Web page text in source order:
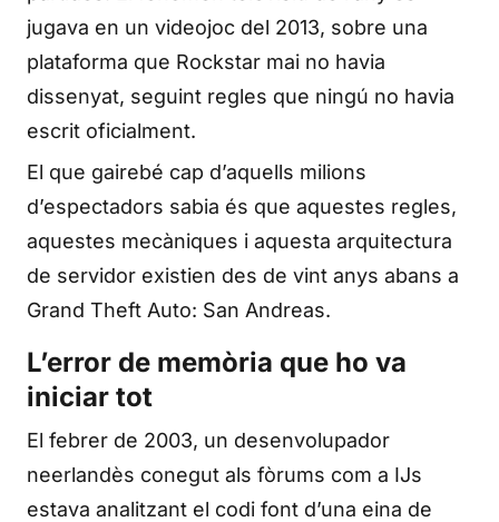
jugava en un videojoc del 2013, sobre una
plataforma que Rockstar mai no havia
dissenyat, seguint regles que ningú no havia
escrit oficialment.
El que gairebé cap d’aquells milions
d’espectadors sabia és que aquestes regles,
aquestes mecàniques i aquesta arquitectura
de servidor existien des de vint anys abans a
Grand Theft Auto: San Andreas.
L’error de memòria que ho va
iniciar tot
El febrer de 2003, un desenvolupador
neerlandès conegut als fòrums com a IJs
estava analitzant el codi font d’una eina de